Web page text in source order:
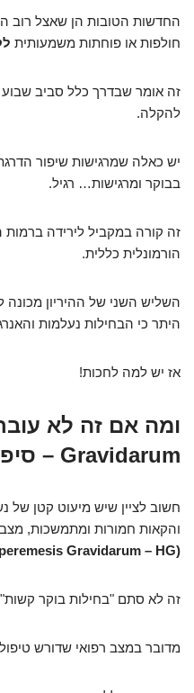
חולפות או פוחתות משמעותית
להקלה.
יש כאלה שמרגישות שיפור
בבוקר ומרגישות… רגיל.
הורמונלית כללית.
השליש השני של ההיריון מכונה
היתר כי הבחילות נעלמות
אז יש למה לחכות!
Gravidarum – סיפור אחר לגמרי
והקאות חמורות ומתמשכות,
(Hyperemesis Gravidarum – HG)
זה לא סתם "בחילות בוקר
מדובר במצב רפואי שדורש